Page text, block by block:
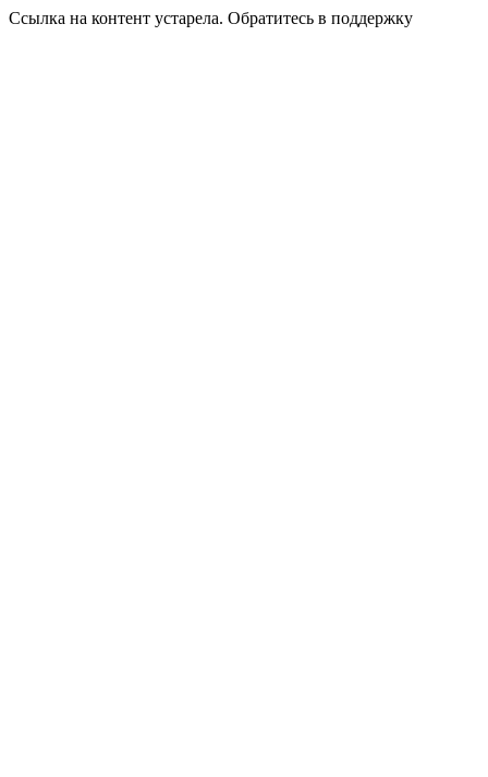
Ссылка на контент устарела. Обратитесь в поддержку